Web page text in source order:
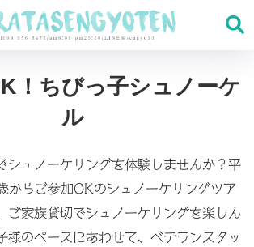
！ちびっ子シュノーケ
ル
シュノーケリングを体験しませんか？平
からご参加OKのシュノーケリングツア
ご家族貸切でシュノーケリングを楽しん
様のペースにあわせて、ベテランスタッ